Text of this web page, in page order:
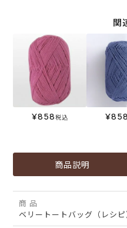
関
¥858税込 ¥858
商品説明
商 品
ベリートートバッグ（レシピ